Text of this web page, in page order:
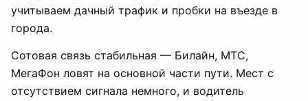
учитываем дачный трафик и пробки на въезде в
города.
Сотовая связь стабильная — Билайн, МТС,
МегаФон ловят на основной части пути. Мест с
отсутствием сигнала немного, и водитель